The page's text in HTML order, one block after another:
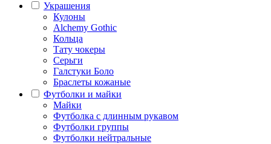
Украшения
Кулоны
Alchemy Gothic
Кольца
Тату чокеры
Серьги
Галстуки Боло
Браслеты кожаные
Футболки и майки
Майки
Футболка с длинным рукавом
Футболки группы
Футболки нейтральные